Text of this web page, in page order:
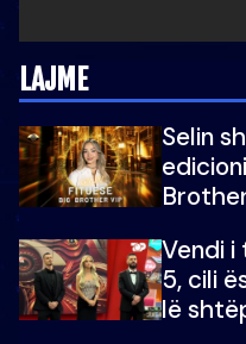
LAJME
Selin
Vendi i
5, cili
lë